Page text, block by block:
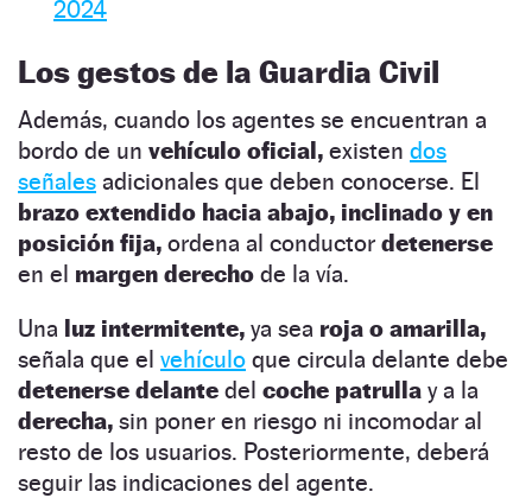
2024
Los gestos de la Guardia Civil
Además, cuando los agentes se encuentran a
bordo de un vehículo oficial, existen dos
señales adicionales que deben conocerse. El
brazo extendido hacia abajo, inclinado y en
posición fija, ordena al conductor detenerse
en el margen derecho de la vía.
Una luz intermitente, ya sea roja o amarilla,
señala que el vehículo que circula delante debe
detenerse delante del coche patrulla y a la
derecha, sin poner en riesgo ni incomodar al
resto de los usuarios. Posteriormente, deberá
seguir las indicaciones del agente.